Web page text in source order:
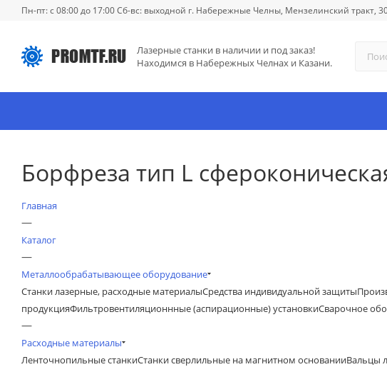
Пн-пт: с 08:00 до 17:00 Сб-вс: выходной г. Набережные Челны, Мензелинский тракт,
Лазерные станки в наличии и под заказ!
Находимся в Набережных Челнах и Казани.
Борфреза тип L
Главная
—
Каталог
—
Металлообрабатывающее оборудование
Станки лазерные, расходные материалыСредства индивидуальной защиты
продукцияФильтровентиляционнные (аспирационные) установкиСварочное
—
Расходные материалы
Ленточнопильные станкиСтанки сверлильные на магнитном основанииВальцы